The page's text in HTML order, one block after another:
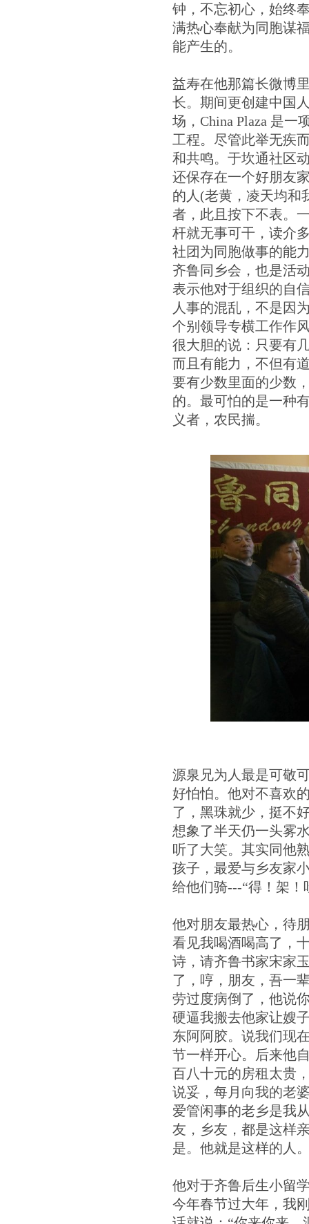
钟，不忘初心，始终
满热心奉献为同胞谋
能产生的。
益寿在他那篇长微博
长。期间更创建中国
场，China Plaza 是
工程。尽管此举无疾
和共鸣。于坎通社区
还保存在一个好朋友
的人(老黄，凌天均和
者，此且按下不表。
杆就无事可干，读介
社团为同胞做事的能
齐鲁同乡会，也是活
表示他对于组织的自
人事的混乱，不是因
个别领导专横工作作
很大胆的说：只要有
而且有能力，不但有
要有少数里面的少数
的。最可怕的是一种
义者，农民揣。
源泉兄为人最是可敬
好怕怕。他对不喜欢
了，黑珠就少，挺不
想象了半天仍一头雾
听了大笑。其实同他
孩子，最爱与乡友家
给他们骑---“得！架！
他对朋友最热心，待
看见我喝酒喝高了，
诗，请齐鲁书家宋家
了，哼，朋友，吾一
劳过度病倒了，他说
硬逼我搬去他家让嫂
东阿阿胶。说我们现
节一样开心。后来他
百八十元的房租太贵
说妥，每月向我的老
爱管闲事的老乡是我
友，乡友，都是这样
是。他就是这样的人
他对于齐鲁后生小留
今年春节过大年，我